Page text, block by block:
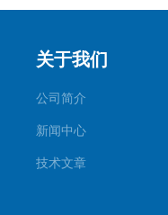
关于我们
公司简介
新闻中心
技术文章